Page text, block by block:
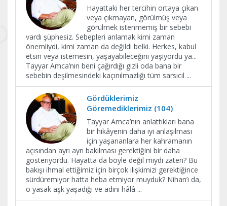
Hayattaki her tercihin ortaya çıkan
veya çıkmayan, görülmüş veya
görülmek istenmemiş bir sebebi
vardı şüphesiz. Sebepleri anlamak kimi zaman
önemliydi, kimi zaman da değildi belki. Herkes, kabul
etsin veya istemesin, yaşayabileceğini yaşıyordu ya...
Tayyar Amca’nın beni çağırdığı gizli oda bana bir
sebebin deşilmesindeki kaçınılmazlığı tüm sarsıcıl ...
Gördüklerimiz
Göremediklerimiz (104)
Tayyar Amca’nın anlattıkları bana
bir hikâyenin daha iyi anlaşılması
için yaşananlara her kahramanın
açısından ayrı ayrı bakılması gerektiğini bir daha
gösteriyordu. Hayatta da böyle değil miydi zaten? Bu
bakışı ihmal ettiğimiz için birçok ilişkimizi gerektiğince
sürdüremiyor hatta heba etmiyor muyduk? Nihan’ı da,
o yasak aşk yaşadığı ve adını hâlâ ...